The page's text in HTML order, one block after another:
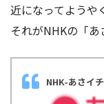
近になってようや
それがNHKの「あ
NHK-あさイ